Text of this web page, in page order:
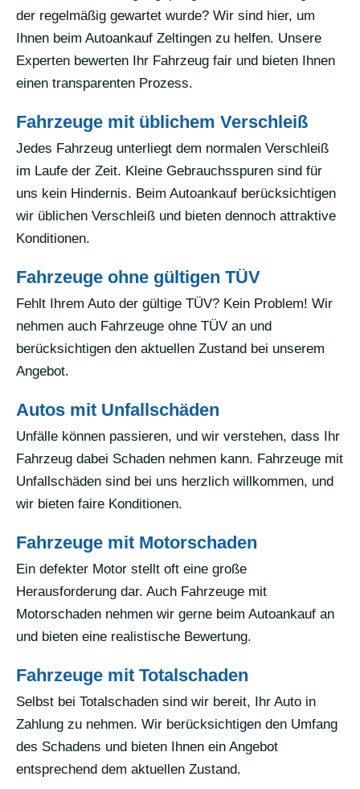
der regelmäßig gewartet wurde? Wir sind hier, um
Ihnen beim Autoankauf Zeltingen zu helfen. Unsere
Experten bewerten Ihr Fahrzeug fair und bieten Ihnen
einen transparenten Prozess.
Fahrzeuge mit üblichem Verschleiß
Jedes Fahrzeug unterliegt dem normalen Verschleiß
im Laufe der Zeit. Kleine Gebrauchsspuren sind für
uns kein Hindernis. Beim Autoankauf berücksichtigen
wir üblichen Verschleiß und bieten dennoch attraktive
Konditionen.
Fahrzeuge ohne gültigen TÜV
Fehlt Ihrem Auto der gültige TÜV? Kein Problem! Wir
nehmen auch Fahrzeuge ohne TÜV an und
berücksichtigen den aktuellen Zustand bei unserem
Angebot.
Autos mit Unfallschäden
Unfälle können passieren, und wir verstehen, dass Ihr
Fahrzeug dabei Schaden nehmen kann. Fahrzeuge mit
Unfallschäden sind bei uns herzlich willkommen, und
wir bieten faire Konditionen.
Fahrzeuge mit Motorschaden
Ein defekter Motor stellt oft eine große
Herausforderung dar. Auch Fahrzeuge mit
Motorschaden nehmen wir gerne beim Autoankauf an
und bieten eine realistische Bewertung.
Fahrzeuge mit Totalschaden
Selbst bei Totalschaden sind wir bereit, Ihr Auto in
Zahlung zu nehmen. Wir berücksichtigen den Umfang
des Schadens und bieten Ihnen ein Angebot
entsprechend dem aktuellen Zustand.